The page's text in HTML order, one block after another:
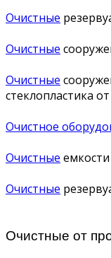
Очистные
Очистные
Очистные
стеклопластика
Очистное
Очистные
Очистные
Очистные от